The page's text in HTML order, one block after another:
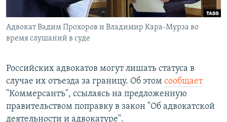
СОЦИАЛЬНЫЕ СЕТИ
Все сайты РСЕ/РС
Адвокат Вадим Прохоров и Владимир Кара-Мурза во
время слушаний в суде
Российских адвокатов могут лишать статуса в
случае их отъезда за границу. Об этом сообщает
"Коммерсантъ", ссылаясь на предложенную
правительством поправку в закон "Об адвокатской
деятельности и адвокатуре".